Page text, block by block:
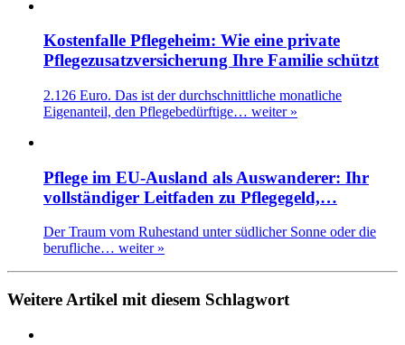
Kostenfalle Pflegeheim: Wie eine private
Pflegezusatzversicherung Ihre Familie schützt
2.126 Euro. Das ist der durchschnittliche monatliche
Eigenanteil, den Pflegebedürftige… weiter »
Pflege im EU-Ausland als Auswanderer: Ihr
vollständiger Leitfaden zu Pflegegeld,…
Der Traum vom Ruhestand unter südlicher Sonne oder die
berufliche… weiter »
Weitere Artikel mit diesem Schlagwort